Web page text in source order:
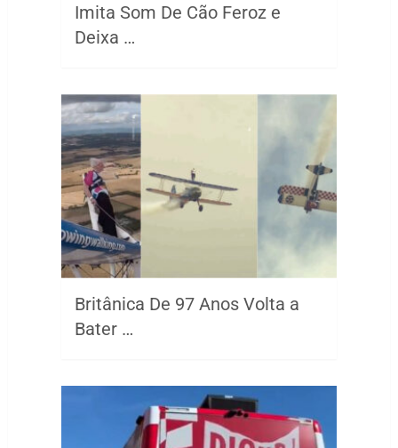
Imita Som De Cão Feroz e
Deixa …
Britânica De 97 Anos Volta a
Bater …